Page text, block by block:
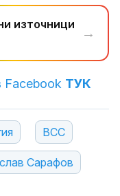
източници
→
Facebook ТУК
ВСС
Сарафов